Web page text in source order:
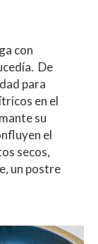
con
De
para
en el
su
el
secos,
un postre